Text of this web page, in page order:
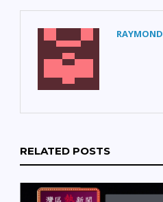
45萬件商品，滿足新春購
物需求，陪伴北美華人開
運迎蛇年。 清潔好撇
步：美西時間1/10 (四)
國際認證洗滌技術師沈富
育 洗衣實用密技大公開
學藥劑，在清洗衣物與家
國際認證的洗滌技術師沈
富育帶來《史上最乾淨！
衣料、清洗標籤三大辨識
RAYMOND
RELATED POSTS